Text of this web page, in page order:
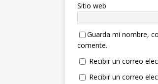
Sitio web
Guarda mi nombre,
comente.
Recibir un correo
Recibir un correo